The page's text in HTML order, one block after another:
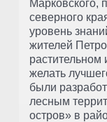
Марковского,
северного
уровень
жителей
растительном
желать
были
лесным
остров» в